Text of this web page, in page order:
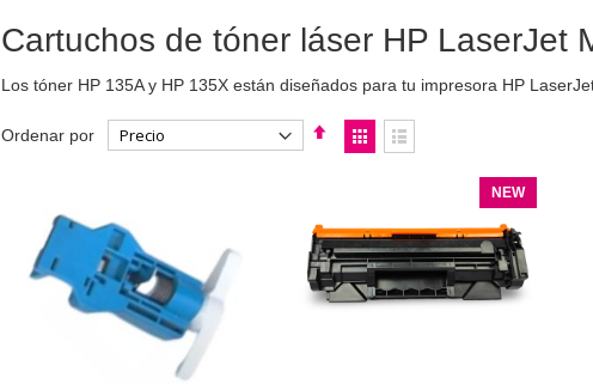
Cartuchos de tóner láser HP LaserJet
Los tóner HP 135A y HP 135X están diseñados para tu impresora HP
Ordenar por
Fijar
Dirección
Ver
como
NEW